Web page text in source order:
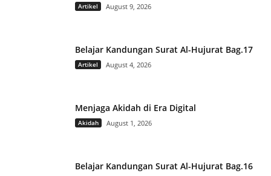
Artikel August 9, 2026
Belajar Kandungan Surat Al-Hujurat Bag.17
Artikel August 4, 2026
Menjaga Akidah di Era Digital
Akidah August 1, 2026
Belajar Kandungan Surat Al-Hujurat Bag.16